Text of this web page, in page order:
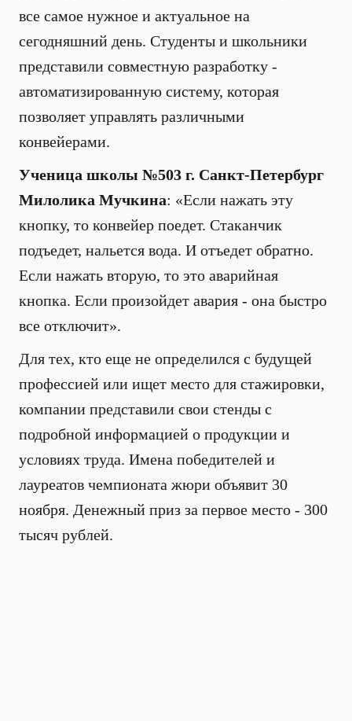
все самое нужное и актуальное на
сегодняшний день. Студенты и школьники
представили совместную разработку -
автоматизированную систему, которая
позволяет управлять различными
конвейерами.
Ученица школы №503 г. Санкт-Петербург
Милолика Мучкина: «Если нажать эту
кнопку, то конвейер поедет. Стаканчик
подъедет, нальется вода. И отъедет обратно.
Если нажать вторую, то это аварийная
кнопка. Если произойдет авария - она быстро
все отключит».
Для тех, кто еще не определился с будущей
профессией или ищет место для стажировки,
компании представили свои стенды с
подробной информацией о продукции и
условиях труда. Имена победителей и
лауреатов чемпионата жюри объявит 30
ноября. Денежный приз за первое место - 300
тысяч рублей.